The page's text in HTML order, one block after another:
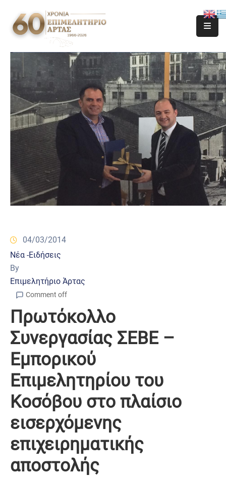
04/03/2014
Νέα -Ειδήσεις
By
Επιμελητήριο Άρτας
Comment off
Πρωτόκολλο
Συνεργασίας ΣΕΒΕ –
Εμπορικού
Επιμελητηρίου του
Κοσόβου στο πλαίσιο
εισερχόμενης
επιχειρηματικής
αποστολής